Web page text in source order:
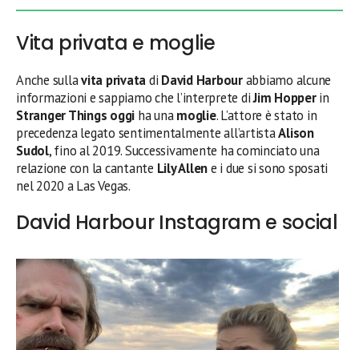
Vita privata e moglie
Anche sullavita privatadi David Harbourabbiamo alcune
informazioni e sappiamo che l’interprete diJim Hopperin
Stranger Things oggi ha unamoglie. L’attore è stato in
precedenza legato sentimentalmente all’artistaAlison
Sudol, fino al 2019. Successivamente ha cominciato una
relazione con la cantante Lily Allene i due si sono sposati
nel 2020 a Las Vegas.
David Harbour Instagram e social